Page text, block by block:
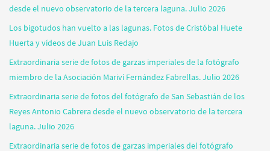
desde el nuevo observatorio de la tercera laguna. Julio 2026
Los bigotudos han vuelto a las lagunas. Fotos de Cristóbal Huete
Huerta y vídeos de Juan Luis Redajo
Extraordinaria serie de fotos de garzas imperiales de la fotógrafo
miembro de la Asociación Mariví Fernández Fabrellas. Julio 2026
Extraordinaria serie de fotos del fotógrafo de San Sebastián de los
Reyes Antonio Cabrera desde el nuevo observatorio de la tercera
laguna. Julio 2026
Extraordinaria serie de fotos de garzas imperiales del fotógrafo